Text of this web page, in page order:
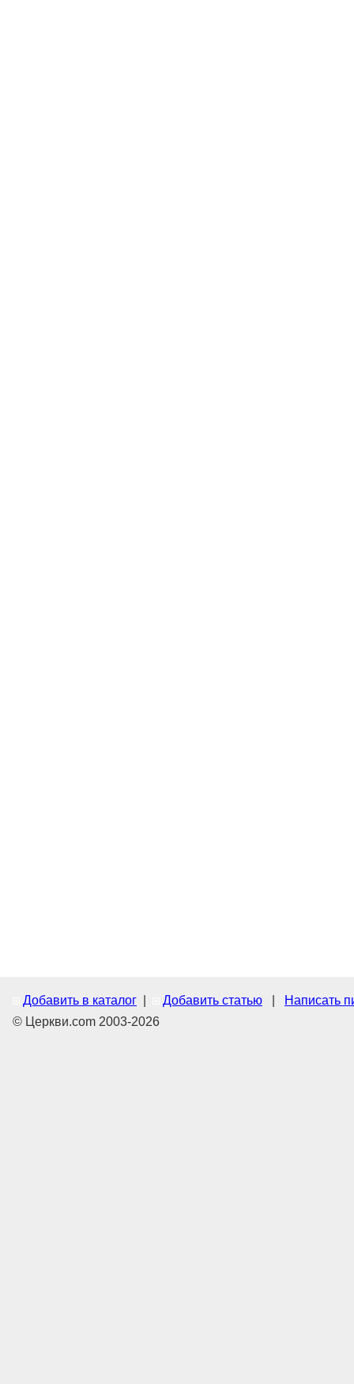
Добавить в каталог Добавить статью
Написать
© Церкви.com 2003-2026